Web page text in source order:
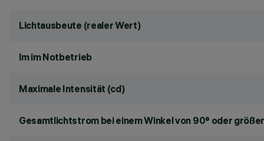
Lichtausbeute (realer Wert)
lm im Notbetrieb
Maximale Intensität (cd)
Gesamtlichtstrom bei einem Winkel von 90° oder